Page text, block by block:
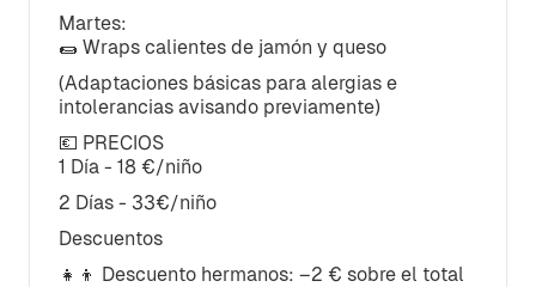
Martes:
🌯 Wraps calientes de jamón y queso
(Adaptaciones básicas para alergias e
intolerancias avisando previamente)
💶 PRECIOS
1 Día - 18 €/niño
2 Días - 33€/niño
Descuentos
👧👦 Descuento hermanos: –2 € sobre el total